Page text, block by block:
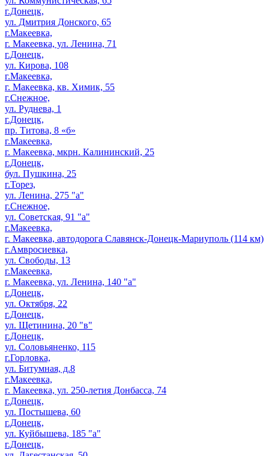
г.Донецк,
ул. Дмитрия Донского, 65
г.Макеевка,
г. Макеевка, ул. Ленина, 71
г.Донецк,
ул. Кирова, 108
г.Макеевка,
г. Макеевка, кв. Химик, 55
г.Снежное,
ул. Руднева, 1
г.Донецк,
пр. Титова, 8 «б»
г.Макеевка,
г. Макеевка, мкрн. Калининский, 25
г.Донецк,
бул. Пушкина, 25
г.Торез,
ул. Ленина, 275 "а"
г.Снежное,
ул. Советская, 91 "а"
г.Макеевка,
г. Макеевка, автодорога Славянск-Донецк-Мариуполь (114 км)
г.Амвросиевка,
ул. Свободы, 13
г.Макеевка,
г. Макеевка, ул. Ленина, 140 "а"
г.Донецк,
ул. Октября, 22
г.Донецк,
ул. Щетинина, 20 "в"
г.Донецк,
ул. Соловьяненко, 115
г.Горловка,
ул. Битумная, д.8
г.Макеевка,
г. Макеевка, ул. 250-летия Донбасса, 74
г.Донецк,
ул. Постышева, 60
г.Донецк,
ул. Куйбышева, 185 "а"
г.Донецк,